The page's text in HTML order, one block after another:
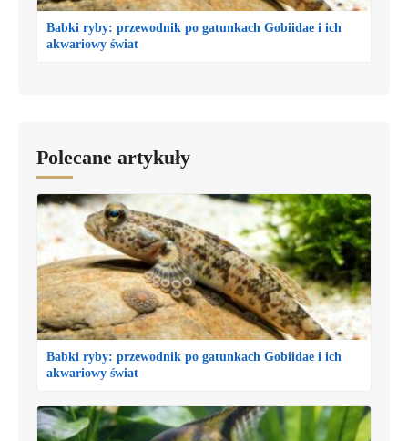
Babki ryby: przewodnik po gatunkach Gobiidae i ich
akwariowy świat
Polecane artykuły
Babki ryby: przewodnik po gatunkach Gobiidae i ich
akwariowy świat